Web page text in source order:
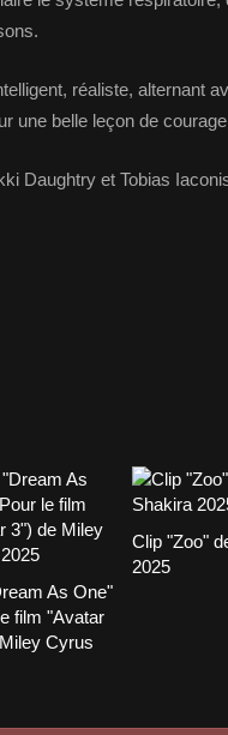
réaliste, alternant
une belle leçon de
Daughtry et Tobias
As One"
film "Avatar
Cyrus
Clip "Zoo"
2025